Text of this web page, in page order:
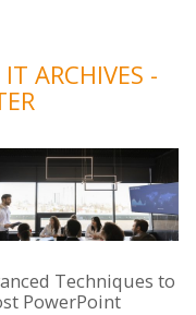
ARCHIVES -
Techniques to
PowerPoint